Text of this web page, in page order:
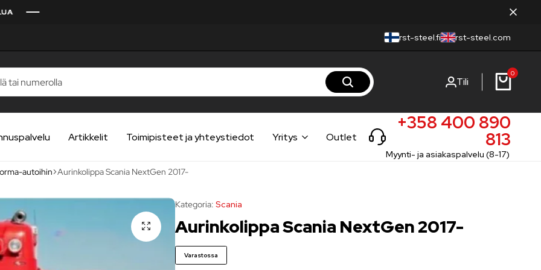
rst-steel.fi rst-steel.com
Tili
0
Artikkelit Toimipisteet ja yhteystiedot Yritys Outlet
+358 400 890
813
Myynti- ja asiakaspalvelu (8-17)
autoihin Aurinkolippa Scania NextGen 2017-
Kategoria: Scania
Aurinkolippa Scania NextGen 2017-
Varastossa